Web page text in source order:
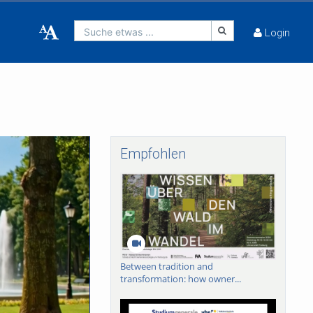
Suche etwas ... Login
Empfohlen
Between tradition and
transformation: how owner...